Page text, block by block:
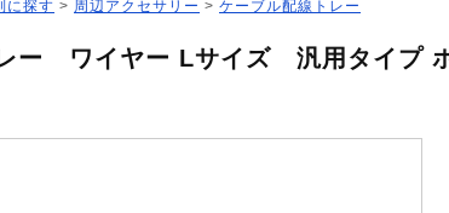
に探す > 周辺アクセサリー > ケーブル配線トレー
ー ワイヤー Lサイズ 汎用タイプ